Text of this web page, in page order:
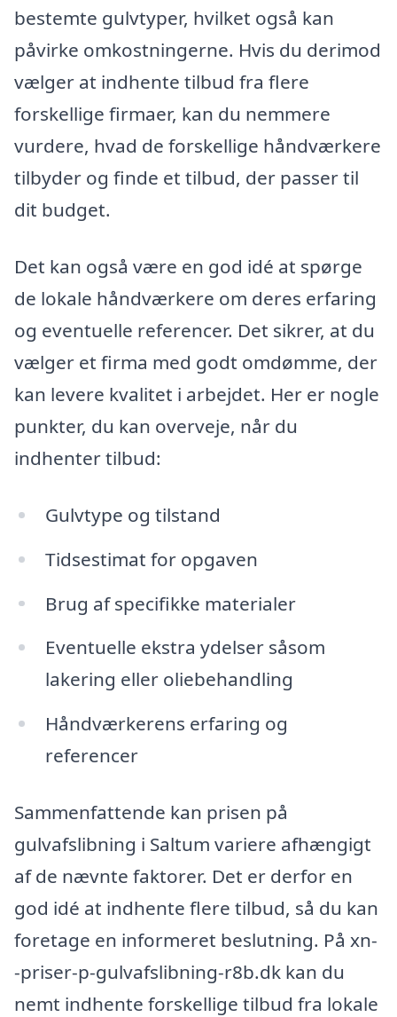
bestemte gulvtyper, hvilket også kan
påvirke omkostningerne. Hvis du derimod
vælger at indhente tilbud fra flere
forskellige firmaer, kan du nemmere
vurdere, hvad de forskellige håndværkere
tilbyder og finde et tilbud, der passer til
dit budget.
Det kan også være en god idé at spørge
de lokale håndværkere om deres erfaring
og eventuelle referencer. Det sikrer, at du
vælger et firma med godt omdømme, der
kan levere kvalitet i arbejdet. Her er nogle
punkter, du kan overveje, når du
indhenter tilbud:
Gulvtype og tilstand
Tidsestimat for opgaven
Brug af specifikke materialer
Eventuelle ekstra ydelser såsom
lakering eller oliebehandling
Håndværkerens erfaring og
referencer
Sammenfattende kan prisen på
gulvafslibning i Saltum variere afhængigt
af de nævnte faktorer. Det er derfor en
god idé at indhente flere tilbud, så du kan
foretage en informeret beslutning. På xn-
-priser-p-gulvafslibning-r8b.dk kan du
nemt indhente forskellige tilbud fra lokale